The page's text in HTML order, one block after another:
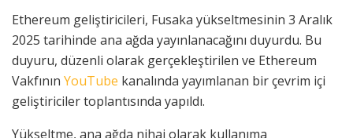
Ethereum geliştiricileri, Fusaka yükseltmesinin 3 Aralık
2025 tarihinde ana ağda yayınlanacağını duyurdu. Bu
duyuru, düzenli olarak gerçekleştirilen ve Ethereum
Vakfının YouTube kanalında yayımlanan bir çevrim içi
geliştiriciler toplantısında yapıldı.
Yükseltme, ana ağda nihai olarak kullanıma